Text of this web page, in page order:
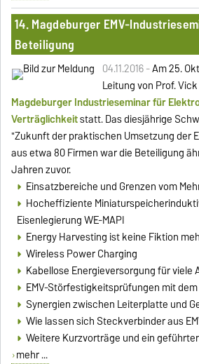
14. Magdeburger EMV-
Beteiligung
04.11.2016 -Am 25.
Leitung von Prof.
Magdeburger Industrieseminar für
Verträglichkeitstatt. Das diesjährige
"Zukunft der praktischen Umsetzung der
aus etwa 80 Firmen war die Beteiligung
Jahren zuvor.
Einsatzbereiche und Grenzen vom
Hocheffiziente
Eisenlegierung WE-MAPI
Energy Harvesting ist keine Fiktion
Wireless Power Charging
Kabellose Energieversorgung für viele
EMV-Störfestigkeitsprüfungen mit
Synergien zwischen Leiterplatte und
Wie lassen sich Steckverbinder aus
Weitere Kurzvorträge und ein
mehr ...